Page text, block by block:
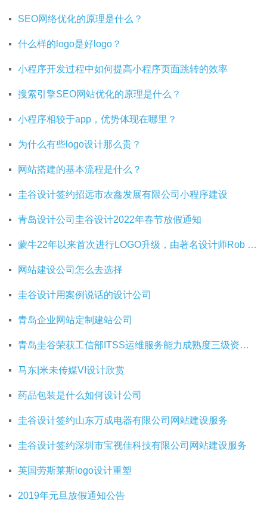
SEO网络优化的原理是什么？
什么样的logo是好logo？
小程序开发过程中如何提高小程序页面跳转的效率
搜索引擎SEO网站优化的原理是什么？
小程序相较于app，优势体现在哪里？
为什么有些logo设计那么贵？
网站搭建的基本流程是什么？
圭谷设计签约招远市农鑫发展有限公司小程序建设
青岛设计公司圭谷设计2022年春节放假通知
蒙牛22年以来首次进行LOGO升级，由著名设计师Rob Janoff操刀
网站建设公司怎么去选择
圭谷设计用案例说话的设计公司
青岛企业网站定制建站公司
青岛圭谷荣获工信部ITSS运维服务能力成熟度三级资质证书
马东|米未传媒VI设计欣赏
药品包装是什么如何设计公司
圭谷设计签约山东万成电器有限公司网站建设服务
圭谷设计签约深圳市宝视佳科技有限公司网站建设服务
英国劳斯莱斯logo设计重塑
2019年元旦放假通知公告